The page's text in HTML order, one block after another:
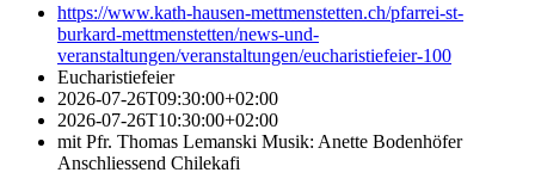
https://www.kath-hausen-mettmenstetten.ch/pfarrei-st-
burkard-mettmenstetten/news-und-
veranstaltungen/veranstaltungen/eucharistiefeier-100
Eucharistiefeier
2026-07-26T09:30:00+02:00
2026-07-26T10:30:00+02:00
mit Pfr. Thomas Lemanski Musik: Anette Bodenhöfer
Anschliessend Chilekafi